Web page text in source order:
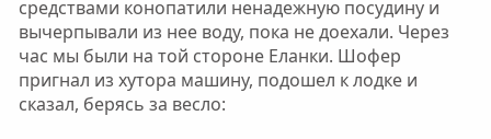
средствами конопатили ненадежную посудину и
вычерпывали из нее воду, пока не доехали. Через
час мы были на той стороне Еланки. Шофер
пригнал из хутора машину, подошел к лодке и
сказал, берясь за весло: